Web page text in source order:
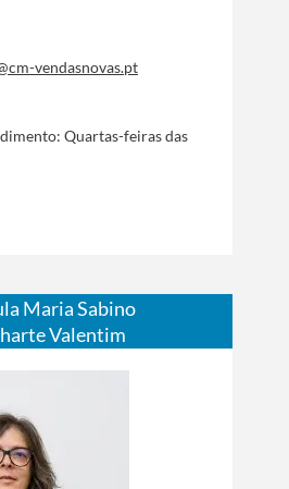
vendasnovas.pt
Quartas-feiras das
Maria Sabino
Valentim